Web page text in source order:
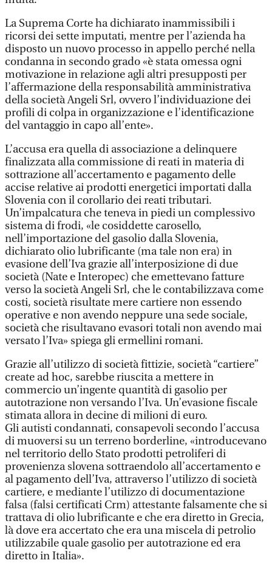
La Suprema Corte ha dichiarato inammissibili i
ricorsi dei sette imputati, mentre per l’azienda ha
disposto un nuovo processo in appello perché nella
condanna in secondo grado «è stata omessa ogni
motivazione in relazione agli altri presupposti per
l’affermazione della responsabilità amministrativa
della società Angeli Srl, ovvero l’individuazione dei
profili di colpa in organizzazione e l’identificazione
del vantaggio in capo all’ente».
L’accusa era quella di associazione a delinquere
finalizzata alla commissione di reati in materia di
sottrazione all’accertamento e pagamento delle
accise relative ai prodotti energetici importati dalla
Slovenia con il corollario dei reati tributari.
Un’impalcatura che teneva in piedi un complessivo
sistema di frodi, «le cosiddette carosello,
nell’importazione del gasolio dalla Slovenia,
dichiarato olio lubrificante (ma tale non era) in
evasione dell’Iva grazie all’interposizione di due
società (Nate e Interopec) che emettevano fatture
verso la società Angeli Srl, che le contabilizzava come
costi, società risultate mere cartiere non essendo
operative e non avendo neppure una sede sociale,
società che risultavano evasori totali non avendo mai
versato l’Iva» spiega gli ermellini romani.
Grazie all’utilizzo di società fittizie, società “cartiere”
create ad hoc, sarebbe riuscita a mettere in
commercio un’ingente quantità di gasolio per
autotrazione non versando l’Iva. Un’evasione fiscale
stimata allora in decine di milioni di euro.
Gli autisti condannati, consapevoli secondo l’accusa
di muoversi su un terreno borderline, «introducevano
nel territorio dello Stato prodotti petroliferi di
provenienza slovena sottraendolo all’accertamento e
al pagamento dell’Iva, attraverso l’utilizzo di società
cartiere, e mediante l’utilizzo di documentazione
falsa (falsi certificati Crm) attestante falsamente che si
trattava di olio lubrificante e che era diretto in Grecia,
là dove era accertato che era una miscela di petrolio
utilizzabile quale gasolio per autotrazione ed era
diretto in Italia».